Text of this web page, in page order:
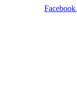
Facebook